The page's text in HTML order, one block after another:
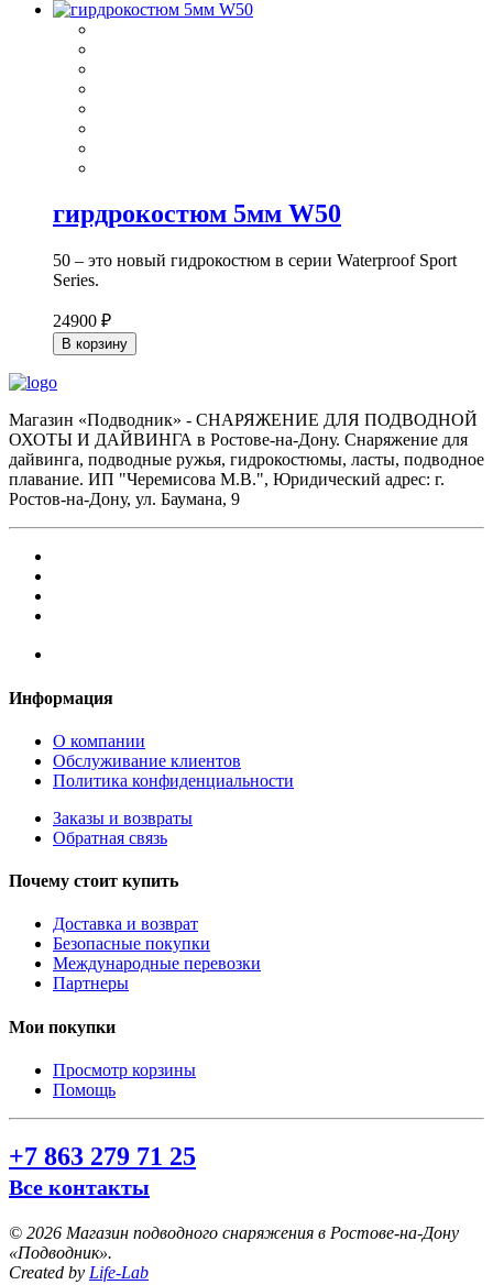
гирдрокостюм 5мм W50
50 – это новый гидрокостюм в серии Waterproof Sport
Series.
24900 ₽
В корзину
Магазин «Подводник» - СНАРЯЖЕНИЕ ДЛЯ ПОДВОДНОЙ
ОХОТЫ И ДАЙВИНГА в Ростове-на-Дону. Снаряжение для
дайвинга, подводные ружья, гидрокостюмы, ласты, подводное
плавание. ИП "Черемисова М.В.", Юридический адрес: г.
Ростов-на-Дону, ул. Баумана, 9
Информация
О компании
Обслуживание клиентов
Политика конфиденциальности
Заказы и возвраты
Обратная связь
Почему стоит купить
Доставка и возврат
Безопасные покупки
Международные перевозки
Партнеры
Мои покупки
Просмотр корзины
Помощь
+7 863 279 71 25
Все контакты
© 2026 Магазин подводного снаряжения в Ростове-на-Дону
«Подводник».
Created by Life-Lab